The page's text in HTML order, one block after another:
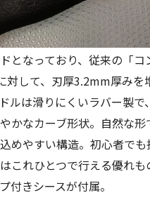
となっており、従来の「
対して、刃厚3.2mm厚みを
ルは滑りにくいラバー製で
かなカーブ形状。自然な
めやすい構造。初心者で
これひとつで行える優れも
付きシースが付属。